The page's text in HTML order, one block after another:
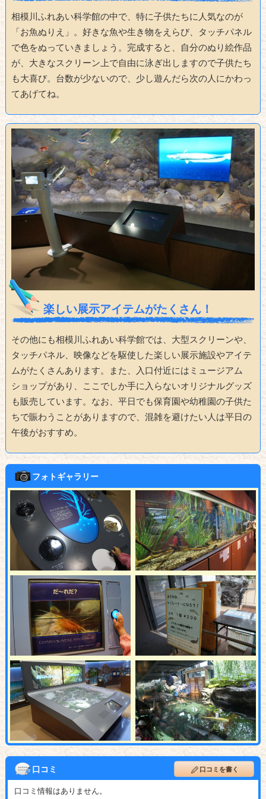
相模川ふれあい科学館の中で、特に子供たちに人気なのが
「お魚ぬりえ」。好きな魚や生き物をえらび、タッチパネル
で色をぬっていきましょう。完成すると、自分のぬり絵作品
が、大きなスクリーン上で自由に泳ぎ出しますので子供たち
も大喜び。台数が少ないので、少し遊んだら次の人にかわっ
てあげてね。
楽しい展示アイテムがたくさん！
その他にも相模川ふれあい科学館では、大型スクリーンや、
タッチパネル、映像などを駆使した楽しい展示施設やアイテ
ムがたくさんあります。また、入口付近にはミュージアム
ショップがあり、ここでしか手に入らないオリジナルグッズ
も販売しています。なお、平日でも保育園や幼稚園の子供た
ちで賑わうことがありますので、混雑を避けたい人は平日の
午後がおすすめ。
フォトギャラリー
口コミ 口コミを書く
口コミ情報はありません。